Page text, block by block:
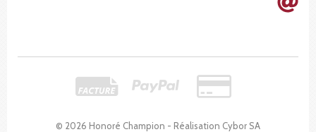
© 2026 Honoré Champion - Réalisation Cybor SA